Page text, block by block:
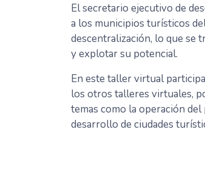
El secretario ejecutivo de
a los municipios turísticos
descentralización, lo que se
y explotar su potencial.
En este taller virtual
los otros talleres virtuales,
temas como la operación
desarrollo de ciudades